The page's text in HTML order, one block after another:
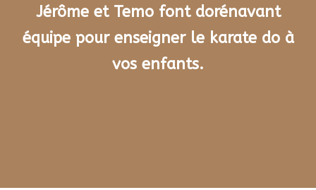
Jérôme et Temo font dorénavant
équipe pour enseigner le karate do à
vos enfants.